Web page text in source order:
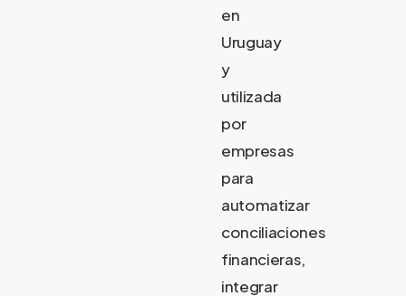
en
Uruguay
y
utilizada
por
empresas
para
automatizar
conciliaciones
financieras,
integrar